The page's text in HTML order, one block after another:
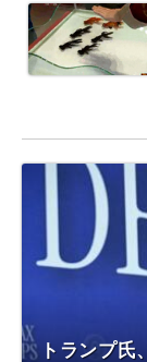
トランプ